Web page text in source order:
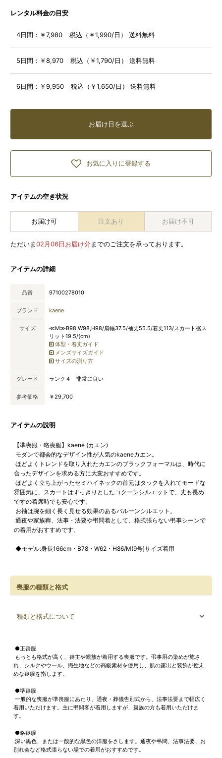
レンタル料金の目安
4日間： ￥7,980 税込（￥1,990/日） 送料無料
5日間： ￥8,970 税込（￥1,790/日） 送料無料
6日間： ￥9,950 税込（￥1,650/日） 送料無料
お届け日を選ぶ
お気に入りに登録する
アイテムの空き状況
お届け可 注文あり お届け不可
ただいま02月06日お届け分までのご注文を承っております。
アイテムの詳細
品番 97100278010
ブランド kaene
サイズ
≪M≫B98,W98,H98/肩幅37.5/袖丈55.5/着丈113/スカート裾ス
リット19.5/(cm)
体型・着丈ガイド
メンズサイズガイド
サイズの測り方
グレード ランク４ 非常に良い
参考価格 ￥29,700
アイテムの説明
【準喪服・略喪服】kaene (カエン)
モダンで都会的なデザイン性が人気のkaeneカエン。
ほどよくトレンドを取り入れたカエンのブラックフォーマルは、時代に
合ったデザインを求める方に大変おすすめです。
ほどよく立ち上がったセミハイネックの首元はタックを入れてモードな
雰囲気に、スカートはすっきりとしたコクーンシルエットで、丈も長め
ですの着席時でも安心です。
お袖は腕を細く長く見せる効果のあるバルーンシルエット。
通夜や家族葬、法事・法要や弔問着として、格式張らない弔事シーンで
の着用がおすすめです。
◆モデル:身長166cm・B78・W62・H86/M(9号)サイズ着用
喪服の種類と格式
種類と格式について
●正喪服
もっとも格式が高く、喪主や親族が着用する喪服です。弔事用の染めが施さ
れ、シルクやウール、織生地などの高級素材を使用し、肌の露出と装飾が控え
めな喪服を指します。
●準喪服
一般的な喪服が準喪服にあたり、通夜・葬儀告別式から、法事法要まで幅広く
着用いただけます。主に弔問客が着用しますが、親族の方も着用いただけま
す。
●略喪服
深い黒色、または一般的な黒色の洋服をさします。通夜や弔問、法事法要、お
別れ会など格式張らない場での着用がおすすめです。